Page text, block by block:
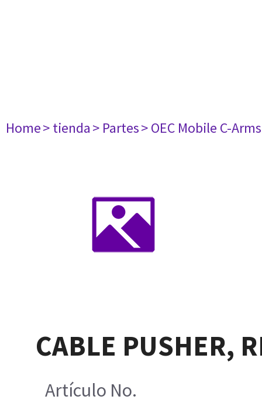
Home> tienda> Partes> OEC Mobile C-Arms
CABLE PUSHER,
Artículo No.